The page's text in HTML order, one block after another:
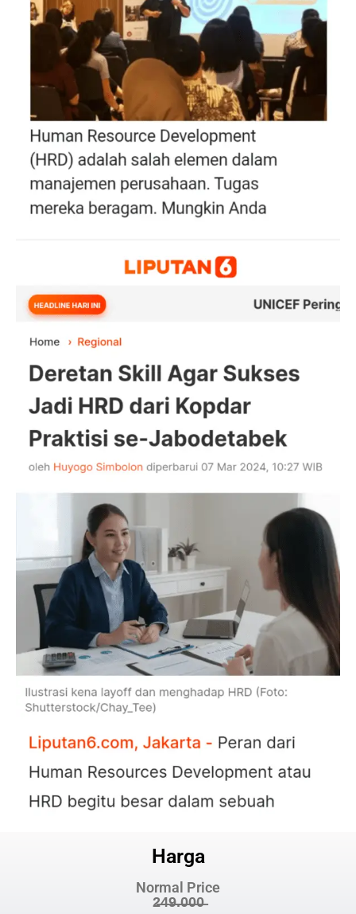
Harga
Normal Price
2̶4̶9̶.̶0̶0̶0̶